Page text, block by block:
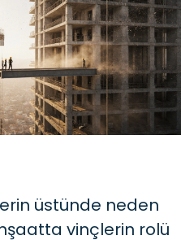
üstünde neden
vinçlerin rolü